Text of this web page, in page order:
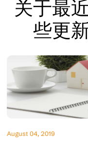
关于最
些更
August 04, 2019